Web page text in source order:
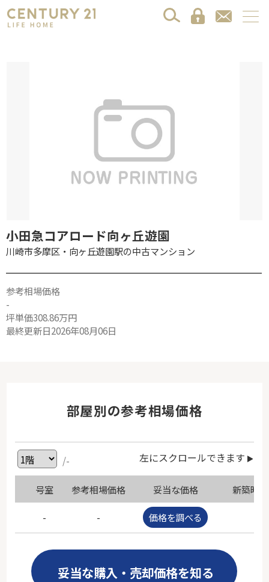
小田急コアロード向ヶ丘遊園
川崎市多摩区・向ヶ丘遊園駅の中古マンション
参考相場価格
-
坪単価308.86万円
最終更新日2026年08月06日
部屋別の参考相場価格
/- 左にスクロールできます
号室 参考相場価格 妥当な価格 新築時
- - 価格を調べる
妥当な購入・売却価格を知る